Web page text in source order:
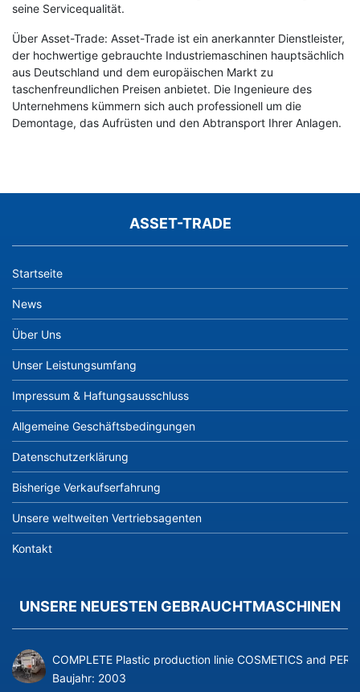
seine Servicequalität.
Über Asset-Trade: Asset-Trade ist ein anerkannter Dienstleister,
der hochwertige gebrauchte Industriemaschinen hauptsächlich
aus Deutschland und dem europäischen Markt zu
taschenfreundlichen Preisen anbietet. Die Ingenieure des
Unternehmens kümmern sich auch professionell um die
Demontage, das Aufrüsten und den Abtransport Ihrer Anlagen.
ASSET-TRADE
Startseite
News
Über Uns
Unser Leistungsumfang
Impressum & Haftungsausschluss
Allgemeine Geschäftsbedingungen
Datenschutzerklärung
Bisherige Verkaufserfahrung
Unsere weltweiten Vertriebsagenten
Kontakt
UNSERE NEUESTEN GEBRAUCHTMASCHINEN
COMPLETE Plastic production linie COSMETICS and
Baujahr: 2003